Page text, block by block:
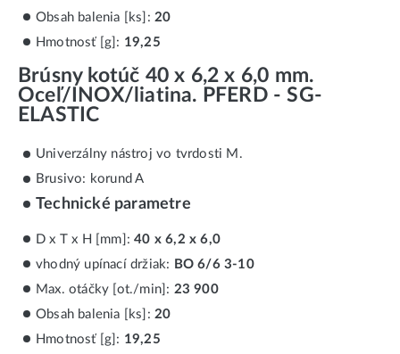
Obsah balenia [ks]: 20
Hmotnosť [g]: 19,25
Brúsny kotúč 40 x 6,2 x 6,0 mm.
Oceľ/INOX/liatina. PFERD - SG-
ELASTIC
Univerzálny nástroj vo tvrdosti M.
Brusivo: korund A
Technické parametre
D x T x H [mm]:40 x 6,2 x 6,0
vhodný upínací držiak: BO 6/6 3-10
Max. otáčky [ot./min]: 23 900
Obsah balenia [ks]: 20
Hmotnosť [g]: 19,25